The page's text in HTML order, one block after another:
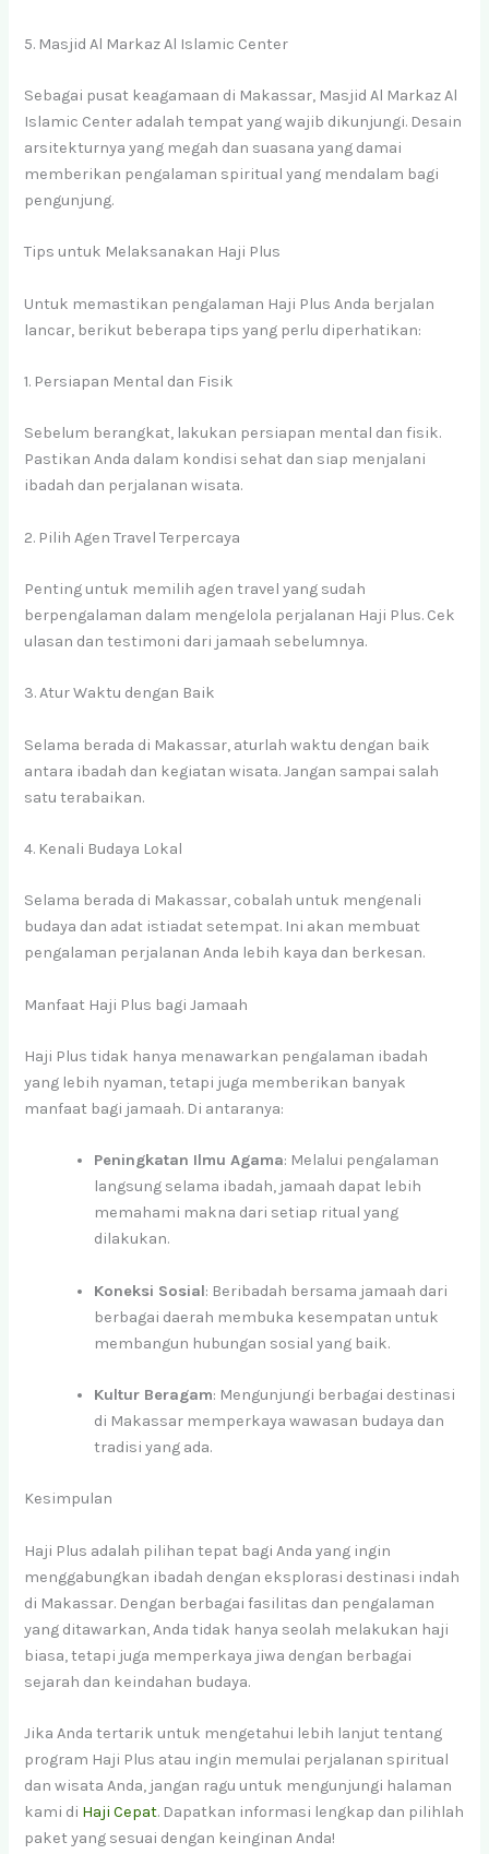
5. Masjid Al Markaz Al Islamic Center
Sebagai pusat keagamaan di Makassar, Masjid Al Markaz Al
Islamic Center adalah tempat yang wajib dikunjungi. Desain
arsitekturnya yang megah dan suasana yang damai
memberikan pengalaman spiritual yang mendalam bagi
pengunjung.
Tips untuk Melaksanakan Haji Plus
Untuk memastikan pengalaman Haji Plus Anda berjalan
lancar, berikut beberapa tips yang perlu diperhatikan:
1. Persiapan Mental dan Fisik
Sebelum berangkat, lakukan persiapan mental dan fisik.
Pastikan Anda dalam kondisi sehat dan siap menjalani
ibadah dan perjalanan wisata.
2. Pilih Agen Travel Terpercaya
Penting untuk memilih agen travel yang sudah
berpengalaman dalam mengelola perjalanan Haji Plus. Cek
ulasan dan testimoni dari jamaah sebelumnya.
3. Atur Waktu dengan Baik
Selama berada di Makassar, aturlah waktu dengan baik
antara ibadah dan kegiatan wisata. Jangan sampai salah
satu terabaikan.
4. Kenali Budaya Lokal
Selama berada di Makassar, cobalah untuk mengenali
budaya dan adat istiadat setempat. Ini akan membuat
pengalaman perjalanan Anda lebih kaya dan berkesan.
Manfaat Haji Plus bagi Jamaah
Haji Plus tidak hanya menawarkan pengalaman ibadah
yang lebih nyaman, tetapi juga memberikan banyak
manfaat bagi jamaah. Di antaranya:
Peningkatan Ilmu Agama: Melalui pengalaman
langsung selama ibadah, jamaah dapat lebih
memahami makna dari setiap ritual yang
dilakukan.
Koneksi Sosial: Beribadah bersama jamaah dari
berbagai daerah membuka kesempatan untuk
membangun hubungan sosial yang baik.
Kultur Beragam: Mengunjungi berbagai destinasi
di Makassar memperkaya wawasan budaya dan
tradisi yang ada.
Kesimpulan
Haji Plus adalah pilihan tepat bagi Anda yang ingin
menggabungkan ibadah dengan eksplorasi destinasi indah
di Makassar. Dengan berbagai fasilitas dan pengalaman
yang ditawarkan, Anda tidak hanya seolah melakukan haji
biasa, tetapi juga memperkaya jiwa dengan berbagai
sejarah dan keindahan budaya.
Jika Anda tertarik untuk mengetahui lebih lanjut tentang
program Haji Plus atau ingin memulai perjalanan spiritual
dan wisata Anda, jangan ragu untuk mengunjungi halaman
kami di Haji Cepat. Dapatkan informasi lengkap dan pilihlah
paket yang sesuai dengan keinginan Anda!